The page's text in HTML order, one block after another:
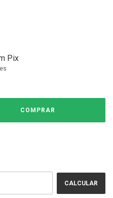
Pix
CALCULAR